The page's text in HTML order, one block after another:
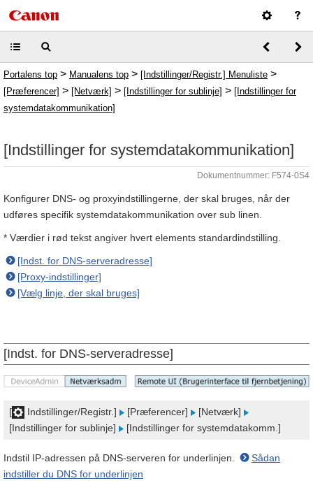
Portalens top > Manualens top > [Indstillinger/Registr.] Menuliste >
[Præferencer] > [Netværk] > [Indstillinger for sublinje] > [Indstillinger for
systemdatakommunikation]
[Indstillinger for systemdatakommunikation]
Dokumentnummer: F574-0S4
Konfigurer DNS- og proxyindstillingerne, der skal bruges, når der
udføres specifik systemdatakommunikation over sub linen.
* Værdier i rød tekst angiver hvert elements standardindstilling.
[Indst. for DNS-serveradresse]
[Proxy-indstillinger]
[Vælg linje, der skal bruges]
[Indst. for DNS-serveradresse]
[ Indstillinger/Registr.] [Præferencer]
[Netværk]
[Indstillinger for sublinje]
[Indstillinger for systemdatakomm.]
Indstil IP-adressen på DNS-serveren for underlinjen.
Sådan
indstiller du DNS for underlinjen